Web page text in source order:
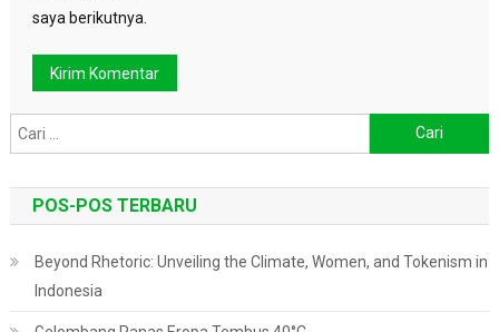
saya berikutnya.
untuk:
POS-POS TERBARU
Beyond Rhetoric: Unveiling the Climate, Women, and Tokenism in
Indonesia